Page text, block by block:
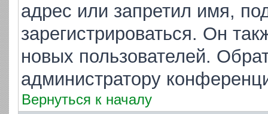
адрес или запретил имя,
зарегистрироваться. Он
новых пользователей.
администратору
Вернуться к началу